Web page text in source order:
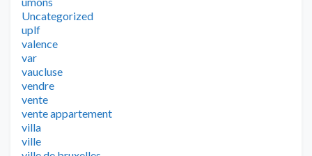
Uncategorized
uplf
valence
var
vaucluse
vendre
vente
vente appartement
villa
ville